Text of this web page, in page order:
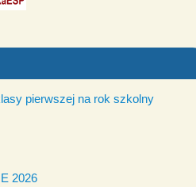
pierwszej na rok szkolny
2026